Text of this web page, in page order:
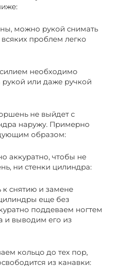
можно рукой снимать
проблем легко
необходимо
рукой или даже ручкой
не выйдет с
наружу. Примерно
образом:
аккуратно, чтобы не
ни стенки цилиндра:
к снятию и замене
еще без
поддеваем ногтем
и выводим его из
кольцо до тех пор,
из канавки: